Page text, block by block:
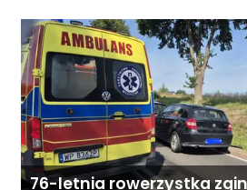
miesięcznie.
zależy od
284 828
9:00–18:00
76-letnia rowerzystka